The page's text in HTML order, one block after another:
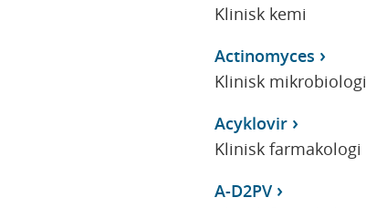
Klinisk kemi
Actinomyces
Klinisk mikrobiologi
Acyklovir
Klinisk farmakologi
A-D2PV